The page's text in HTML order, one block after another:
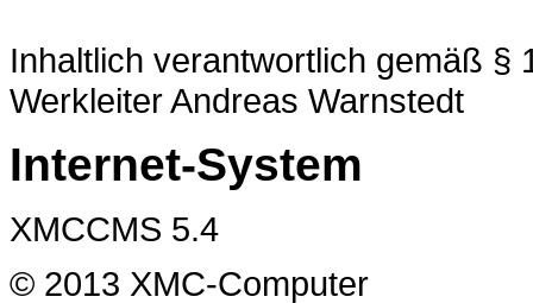
Inhaltlich verantwortlich gemäß §
Werkleiter Andreas Warnstedt
Internet-System
XMCCMS 5.4
© 2013 XMC-Computer